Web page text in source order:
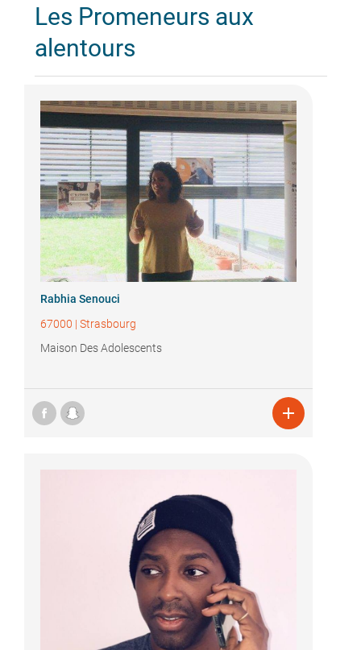
Les Promeneurs aux
alentours
Rabhia Senouci
67000 | Strasbourg
Maison Des Adolescents
